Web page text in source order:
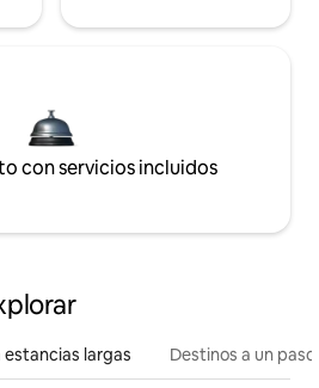
con servicios incluidos
largas Destinos a un